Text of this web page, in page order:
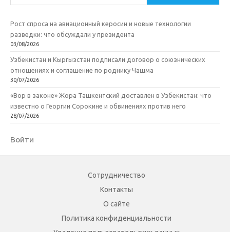
Рост спроса на авиационный керосин и новые технологии
разведки: что обсуждали у президента
03/08/2026
Узбекистан и Кыргызстан подписали договор о союзнических
отношениях и соглашение по роднику Чашма
30/07/2026
«Вор в законе» Жора Ташкентский доставлен в Узбекистан: что
известно о Георгии Сорокине и обвинениях против него
28/07/2026
Войти
Сотрудничество
Контакты
О сайте
Политика конфиденциальности